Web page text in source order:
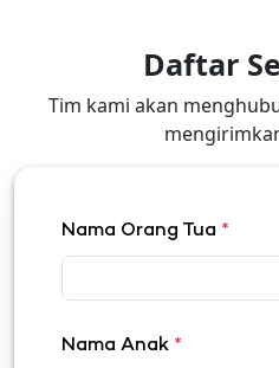
Daftar
Tim kami akan
Nama Orang Tua *
Nama Anak *